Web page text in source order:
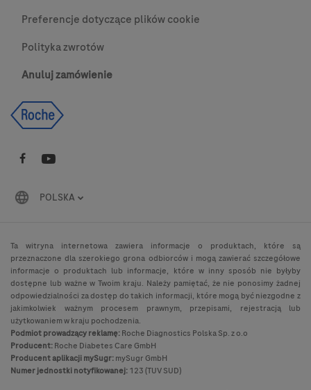
Preferencje dotyczące plików cookie
Polityka zwrotów
Anuluj zamówienie
POLSKA
Ta witryna internetowa zawiera informacje o produktach, które są
przeznaczone dla szerokiego grona odbiorców i mogą zawierać szczegółowe
informacje o produktach lub informacje, które w inny sposób nie byłyby
dostępne lub ważne w Twoim kraju. Należy pamiętać, że nie ponosimy żadnej
odpowiedzialności za dostęp do takich informacji, które mogą być niezgodne z
jakimkolwiek ważnym procesem prawnym, przepisami, rejestracją lub
użytkowaniem w kraju pochodzenia.
Podmiot prowadzący reklamę:Roche Diagnostics Polska Sp. z o.o
Producent:Roche Diabetes Care GmbH
Producent aplikacji mySugr:mySugr GmbH
Numer jednostki notyfikowanej:123 (TUV SUD)